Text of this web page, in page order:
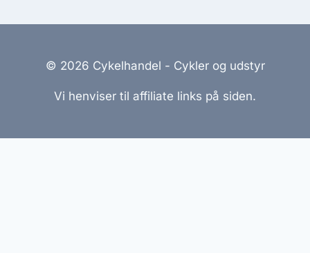
© 2026 Cykelhandel - Cykler og udstyr
Vi henviser til affiliate links på siden.